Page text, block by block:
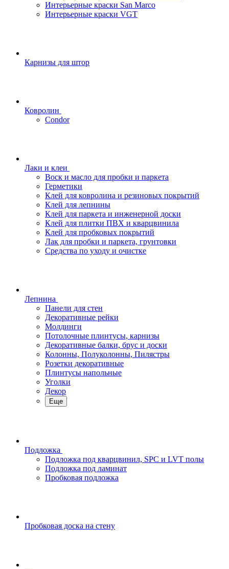
Интерьерные краски San Marco
Интерьерные краски VGT
Карнизы для штор
Ковролин
Condor
Лаки и клеи
Воск и масло для пробки и паркета
Герметики
Клей для ковролина и резиновых покрытий
Клей для лепнины
Клей для паркета и инженерной доски
Клей для плитки ПВХ и кварцвинила
Клей для пробковых покрытий
Лак для пробки и паркета, грунтовки
Средства по уходу и очистке
Лепнина
Панели для стен
Декоративные рейки
Молдинги
Потолочные плинтусы, карнизы
Декоративные балки, брус и доски
Колонны, Полуколонны, Пилястры
Розетки декоративные
Плинтусы напольные
Уголки
Декор
Еще
Подложка
Подложка под кварцвинил, SPC и LVT полы
Подложка под ламинат
Пробковая подложка
Пробковая доска на стену